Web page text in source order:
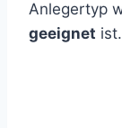
Anlegertyp
geeignet ist.